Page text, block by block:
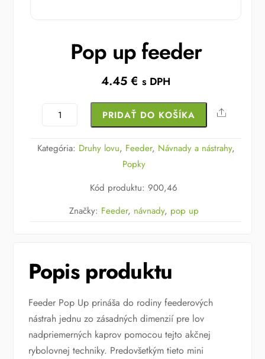
Pop up feeder
4.45€ s DPH
množstvo
up
PRIDAŤ DO KOŠÍKA Share
Kategória: Druhy lovu, Feeder, Návnady a nástrahy,
Popky
Kód produktu:900,46
Značky: Feeder, návnady, pop up
Popis produktu
Feeder Pop Up prináša do rodiny feederových
nástrah jednu zo zásadných dimenzií pre lov
nadpriemerných kaprov pomocou tejto akčnej
rybolovnej techniky. Predovšetkým tieto mini